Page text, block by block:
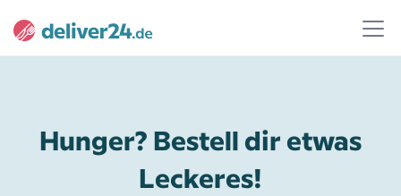
Hunger? Bestell dir etwas
Leckeres!